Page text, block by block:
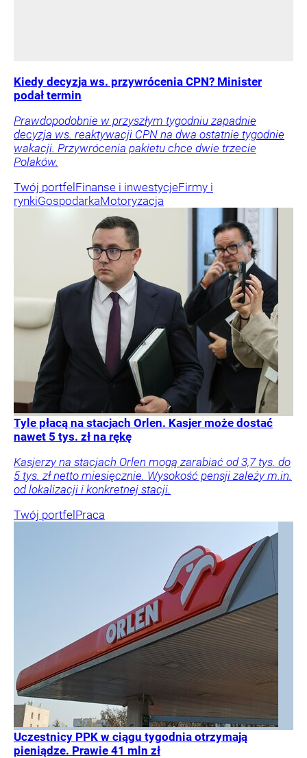
Kiedy decyzja ws. przywrócenia CPN? Minister
podał termin
Prawdopodobnie w przyszłym tygodniu zapadnie
decyzja ws. reaktywacji CPN na dwa ostatnie tygodnie
wakacji. Przywrócenia pakietu chce dwie trzecie
Polaków.
Twój portfelFinanse i inwestycjeFirmy i
rynkiGospodarkaMotoryzacja
Tyle płacą na stacjach Orlen. Kasjer może dostać
nawet 5 tys. zł na rękę
Kasjerzy na stacjach Orlen mogą zarabiać od 3,7 tys. do
5 tys. zł netto miesięcznie. Wysokość pensji zależy m.in.
od lokalizacji i konkretnej stacji.
Twój portfelPraca
Uczestnicy PPK w ciągu tygodnia otrzymają
pieniądze. Prawie 41 mln zł